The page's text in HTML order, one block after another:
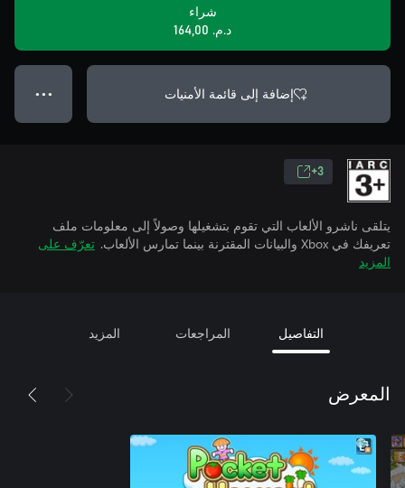
شراء
د.م.‏ 164,00
إضافة إلى قائمة الأمنيات ● ● ●
3+
يتلقى ناشرو الألعاب التي تقوم بتشغيلها وصولاً إلى معلومات ملف
تعريفك في Xbox والبيانات المقترنة بينما تمارس الألعاب.
تعرّف على
المزيد
التفاصيل المراجعات المزيد
المعرض